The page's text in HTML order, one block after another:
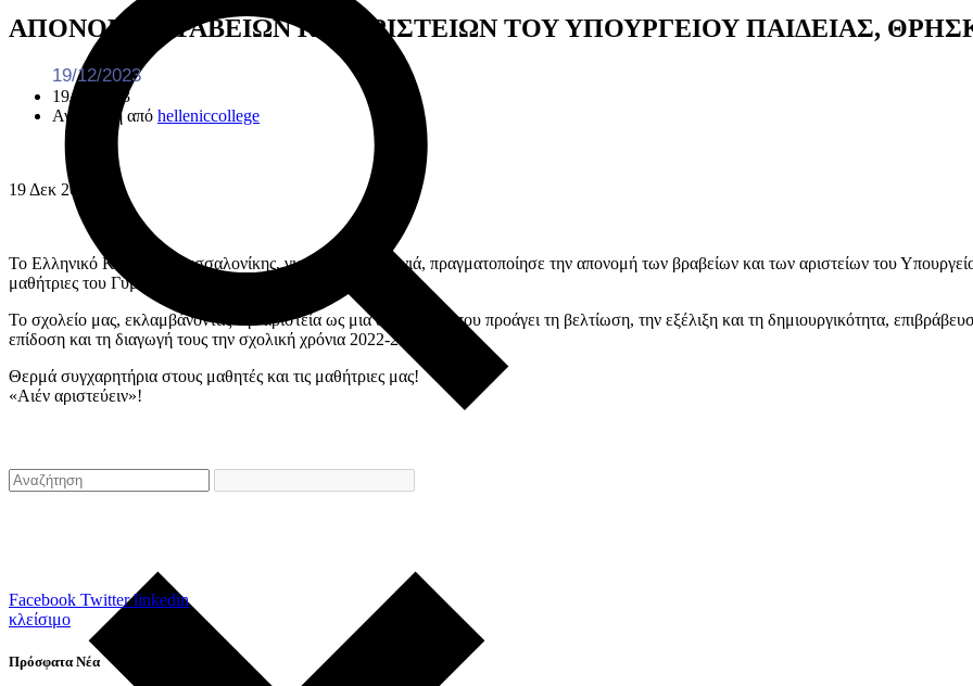
ΑΠΟΝΟΜΗ ΒΡΑΒΕΙΩΝ ΚΑΙ ΑΡΙΣΤΕΙΩΝ ΤΟΥ ΥΠΟΥΡΓΕΙΟΥ ΠΑΙΔΕΙΑΣ,
19/12/2023
19/12/2023
Ανάρτηση από helleniccollege
19 Δεκ 2023
Το Ελληνικό Κολλέγιο Θεσσαλονίκης, για άλλη μια χρονιά, πραγματοποίησε την απονομή των βραβείων και των αριστείων του
μαθήτριες του Γυμνασίου και του Λυκείου.
Το σχολείο μας, εκλαμβάνοντας την αριστεία ως μια διαδικασία που προάγει τη βελτίωση, την εξέλιξη και τη δημιουργικότητα,
επίδοση και τη διαγωγή τους την σχολική χρόνια 2022-2023.
Θερμά συγχαρητήρια στους μαθητές και τις μαθήτριες μας!
«Αιέν αριστεύειν»!
Facebook Twitter linkedin
κλείσιμο
Πρόσφατα Νέα